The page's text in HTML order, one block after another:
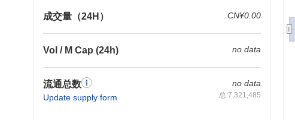
成交量（24H） CN¥0.00
Vol / M Cap (24h) no data
流通总数
Update supply form
no data
总:7,321,485